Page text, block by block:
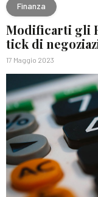
Finanza
Modificarti gli
tick di
17 Maggio 2023